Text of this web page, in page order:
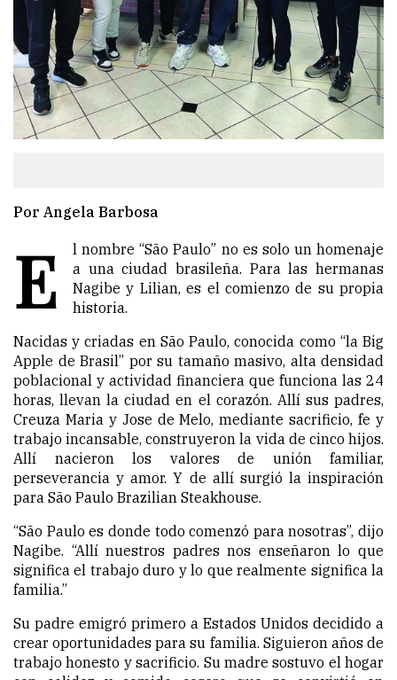
Por Angela Barbosa
E
l nombre “São Paulo” no es solo un homenaje
a una ciudad brasileña. Para las hermanas
Nagibe y Lilian, es el comienzo de su propia
historia.
Nacidas y criadas en São Paulo, conocida como “la Big
Apple de Brasil” por su tamaño masivo, alta densidad
poblacional y actividad financiera que funciona las 24
horas, llevan la ciudad en el corazón. Allí sus padres,
Creuza Maria y Jose de Melo, mediante sacrificio, fe y
trabajo incansable, construyeron la vida de cinco hijos.
Allí nacieron los valores de unión familiar,
perseverancia y amor. Y de allí surgió la inspiración
para São Paulo Brazilian Steakhouse.
“São Paulo es donde todo comenzó para nosotras”, dijo
Nagibe. “Allí nuestros padres nos enseñaron lo que
significa el trabajo duro y lo que realmente significa la
familia.”
Su padre emigró primero a Estados Unidos decidido a
crear oportunidades para su familia. Siguieron años de
trabajo honesto y sacrificio. Su madre sostuvo el hogar